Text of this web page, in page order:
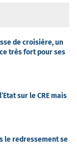
de croisière, un
très fort pour ses
sur le CRE mais
le redressement se